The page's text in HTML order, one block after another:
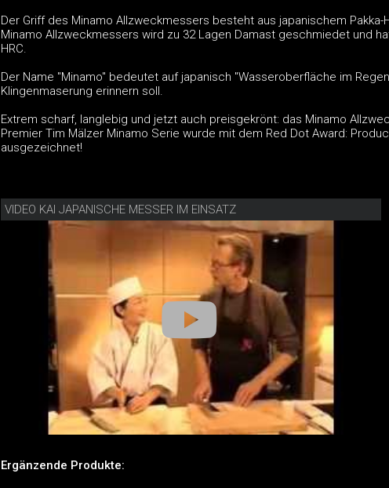
Der Griff des Minamo Allzweckmessers besteht aus japanischem Pakka-
Minamo Allzweckmessers wird zu 32 Lagen Damast geschmiedet und
HRC.
Der Name "Minamo" bedeutet auf japanisch "Wasseroberfläche im
Klingenmaserung erinnern soll.
Extrem scharf, langlebig und jetzt auch preisgekrönt: das Minamo
Premier Tim Mälzer Minamo Serie wurde mit dem Red Dot Award:
ausgezeichnet!
VIDEO KAI JAPANISCHE MESSER IM EINSATZ
Ergänzende Produkte: